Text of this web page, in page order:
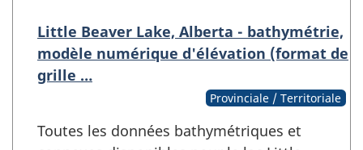
Little Beaver Lake, Alberta - bathymétrie,
modèle numérique d'élévation (format de
grille …
Provinciale / Territoriale
Toutes les données bathymétriques et